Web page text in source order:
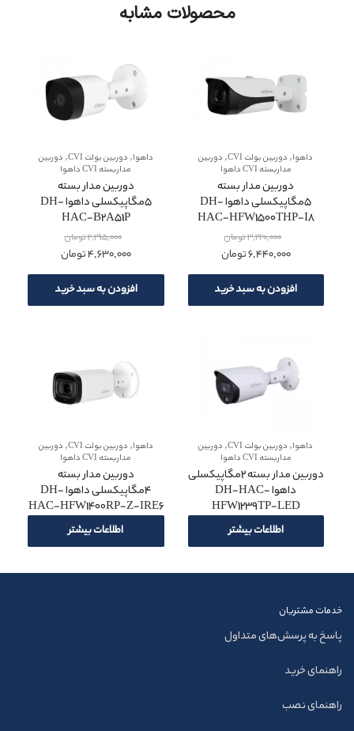
محصولات مشابه
داهوا,دوربین بولت CVI ,دوربین
مداربسته CVI داهوا
دوربین مدار بسته
5مگاپیکسلی داهوا DH-
HAC-HFW1500THP-I8
3,220,000تومان
6,440,000تومان
افزودن به سبد خرید
داهوا,دوربین بولت CVI ,دوربین
مداربسته CVI داهوا
دوربین مدار بسته
5مگاپیکسلی داهوا DH-
HAC-B2A51P
2,315,000تومان
4,630,000تومان
افزودن به سبد خرید
داهوا,دوربین بولت CVI ,دوربین
مداربسته CVI داهوا
دوربین مدار بسته 2مگاپیکسلی
داهوا DH-HAC-
HFW1239TP-LED
اطلاعات بیشتر
داهوا,دوربین بولت CVI ,دوربین
مداربسته CVI داهوا
دوربین مدار بسته
4مگاپیکسلی داهوا DH-
HAC-HFW1400RP-Z-IRE6
اطلاعات بیشتر
خدمات مشتریان
پاسخ به پرسش‌های متداول
راهنمای خرید
راهنمای نصب